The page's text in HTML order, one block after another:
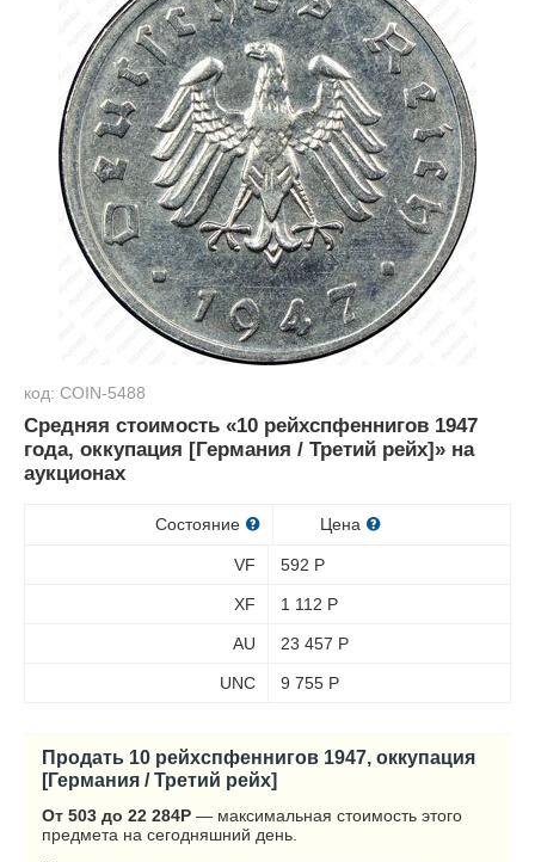
код: COIN-5488
Средняя стоимость «10 рейхспфеннигов 1947
года, оккупация [Германия / Третий рейх]» на
аукционах
Состояние Цена
VF 592 Р
XF 1 112 Р
AU 23 457 Р
UNC 9 755 Р
Продать 10 рейхспфеннигов 1947, оккупация
[Германия / Третий рейх]
От 503 до 22 284Р — максимальная стоимость этого
предмета на сегодняшний день.